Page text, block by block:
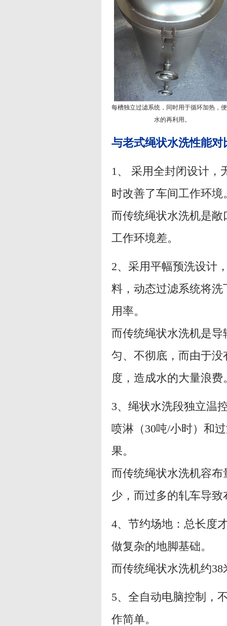
每槽独立过滤系统，同时用于循环加热，
水的再利用。
与老式绳状水洗性能对
1、 采用全封闭设计，
时改善了车间工作环境
而传统绳状水洗机是
工作环境差。
2、采用平幅预洗设计
料，动态过滤系统将
用率。
而传统绳状水洗机是
匀、不彻底，而由于
度，造成水的大量浪费
3、绳状水洗段独立温
喷淋（30吨/小时）和
果。
而传统绳状水洗机容
少，而过多的轧车导
4、节约场地：总长度
做复杂的地脚基础。
而传统绳状水洗机约
5、全自动电脑控制，
作简单。